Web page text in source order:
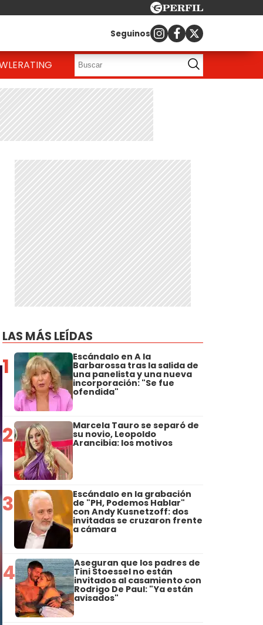
Seguinos
RATING
LAS MÁS LEÍDAS
1 Escándalo en A la
Barbarossa tras la salida de
una panelista y una nueva
incorporación: "Se fue
ofendida"
2 Marcela Tauro se separó de
su novio, Leopoldo
Arancibia: los motivos
3 Escándalo en la grabación
de "PH, Podemos Hablar"
con Andy Kusnetzoff: dos
invitadas se cruzaron frente
a cámara
4 Aseguran que los padres de
Tini Stoessel no están
invitados al casamiento con
Rodrigo De Paul: "Ya están
avisados"